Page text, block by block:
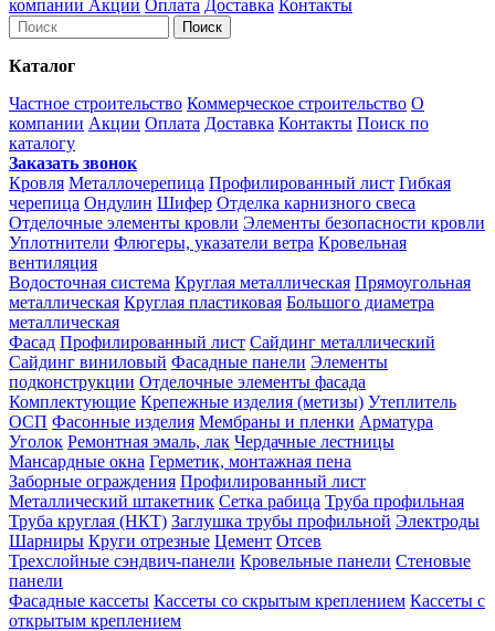
компании Акции Оплата Доставка Контакты
Каталог
Частное строительство Коммерческое строительство О
компании Акции Оплата Доставка Контакты Поиск по
каталогу
Заказать звонок
Кровля Металлочерепица Профилированный лист Гибкая
черепица Ондулин Шифер Отделка карнизного свеса
Отделочные элементы кровли Элементы безопасности кровли
Уплотнители Флюгеры, указатели ветра Кровельная
вентиляция
Водосточная система Круглая металлическая Прямоугольная
металлическая Круглая пластиковая Большого диаметра
металлическая
Фасад Профилированный лист Сайдинг металлический
Сайдинг виниловый Фасадные панели Элементы
подконструкции Отделочные элементы фасада
Комплектующие Крепежные изделия (метизы) Утеплитель
ОСП Фасонные изделия Мембраны и пленки Арматура
Уголок Ремонтная эмаль, лак Чердачные лестницы
Мансардные окна Герметик, монтажная пена
Заборные ограждения Профилированный лист
Металлический штакетник Сетка рабица Труба профильная
Труба круглая (НКТ) Заглушка трубы профильной Электроды
Шарниры Круги отрезные Цемент Отсев
Трехслойные сэндвич-панели Кровельные панели Стеновые
панели
Фасадные кассеты Кассеты со скрытым креплением Кассеты с
открытым креплением